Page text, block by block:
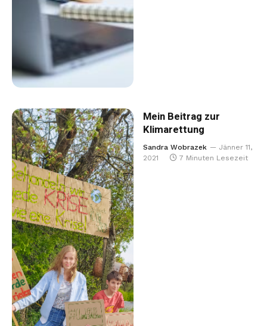
Mein Beitrag zur
Klimarettung
Sandra Wobrazek
Jänner 11,
2021
7 Minuten Lesezeit